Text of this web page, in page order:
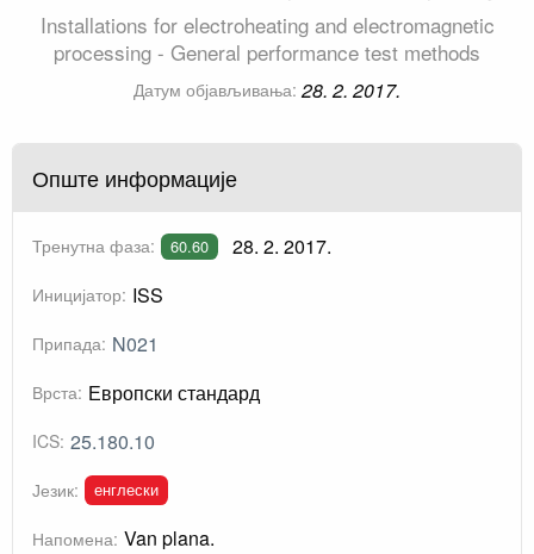
Installations for electroheating and electromagnetic
processing - General performance test methods
Датум објављивања: 28. 2. 2017.
Опште информације
Тренутна фаза: 60.60 28. 2. 2017.
Иницијатор: ISS
Припада: N021
Врста: Европски стандард
ICS: 25.180.10
Језик: енглески
Напомена: Van plana.